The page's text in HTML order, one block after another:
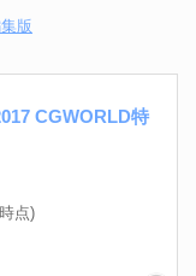
版
CGWORLD特
点)